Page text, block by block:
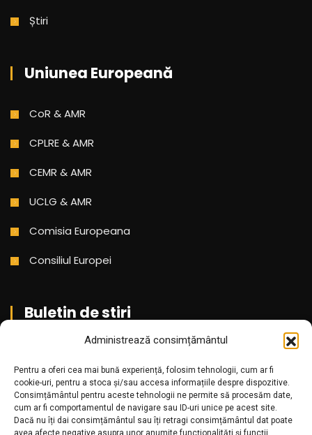
Administrează consimțământul
Pentru a oferi cea mai bună experiență, folosim tehnologii, cum ar fi
cookie-uri, pentru a stoca și/sau accesa informațiile despre dispozitive.
Consimțământul pentru aceste tehnologii ne permite să procesăm date,
cum ar fi comportamentul de navigare sau ID-uri unice pe acest site.
Dacă nu îți dai consimțământul sau îți retragi consimțământul dat poate
avea afecte negative asupra unor anumite funcționalități și funcții.
Știri
Uniunea Europeană
CoR & AMR
CPLRE & AMR
CEMR & AMR
UCLG & AMR
Comisia Europeana
Consiliul Europei
Buletin de stiri
Aboneaza-te pentru a primi cele mai noi stiri din partea
noastra!